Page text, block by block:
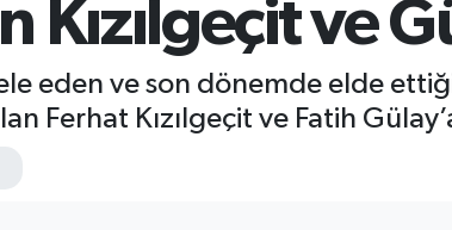
Kızılgeçit ve
eden ve son dönemde elde
Ferhat Kızılgeçit ve Fatih